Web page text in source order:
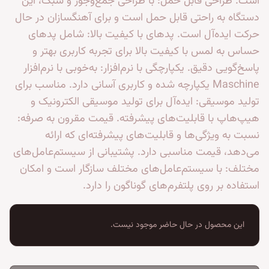
دستگاه به راحتی قابل حمل است و برای آهنگسازان در حال
حرکت ایده‌آل است. پدهای با کیفیت بالا: شامل پدهای
حساس به لمس با کیفیت بالا برای تجربه کاربری بهتر و
پاسخ‌گویی دقیق. یکپارچگی با نرم‌افزار: به‌خوبی با نرم‌افزار
Maschine یکپارچه شده و کاربری آسانی دارد. مناسب برای
تولید موسیقی: ایده‌آل برای تولید موسیقی الکترونیک و
هیپ‌هاپ با قابلیت‌های پیشرفته. قیمت مقرون به صرفه:
نسبت به ویژگی‌ها و قابلیت‌های پیشرفته‌ای که ارائه
می‌دهد، قیمت مناسبی دارد. پشتیبانی از سیستم‌عامل‌های
مختلف: با سیستم‌عامل‌های مختلف سازگار است و امکان
استفاده بر روی پلتفرم‌های گوناگون را دارد.
این محصول در حال حاضر موجود نیست.